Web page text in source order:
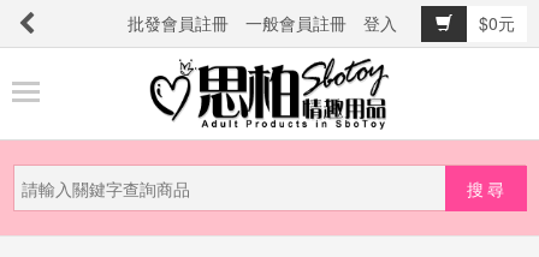
批發會員註冊 一般會員註冊 登入
$0元
品
新